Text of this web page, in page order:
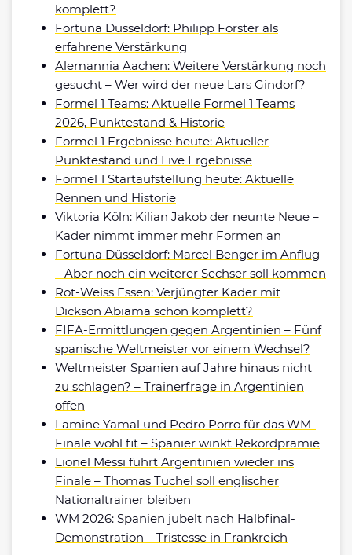
komplett?
Fortuna Düsseldorf: Philipp Förster als
erfahrene Verstärkung
Alemannia Aachen: Weitere Verstärkung noch
gesucht – Wer wird der neue Lars Gindorf?
Formel 1 Teams: Aktuelle Formel 1 Teams
2026, Punktestand & Historie
Formel 1 Ergebnisse heute: Aktueller
Punktestand und Live Ergebnisse
Formel 1 Startaufstellung heute: Aktuelle
Rennen und Historie
Viktoria Köln: Kilian Jakob der neunte Neue –
Kader nimmt immer mehr Formen an
Fortuna Düsseldorf: Marcel Benger im Anflug
– Aber noch ein weiterer Sechser soll kommen
Rot-Weiss Essen: Verjüngter Kader mit
Dickson Abiama schon komplett?
FIFA-Ermittlungen gegen Argentinien – Fünf
spanische Weltmeister vor einem Wechsel?
Weltmeister Spanien auf Jahre hinaus nicht
zu schlagen? – Trainerfrage in Argentinien
offen
Lamine Yamal und Pedro Porro für das WM-
Finale wohl fit – Spanier winkt Rekordprämie
Lionel Messi führt Argentinien wieder ins
Finale – Thomas Tuchel soll englischer
Nationaltrainer bleiben
WM 2026: Spanien jubelt nach Halbfinal-
Demonstration – Tristesse in Frankreich